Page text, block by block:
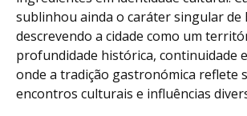
sublinhou ainda o caráter singular de
descrevendo a cidade como um
profundidade histórica, continuidade
onde a tradição gastronómica reflete
encontros culturais e influências